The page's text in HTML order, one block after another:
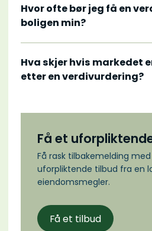
Hvor ofte bør jeg få en
boligen min?
Hva skjer hvis markedet
etter en verdivurdering?
Få et
Få rask tilbakemelding
uforpliktende tilbud fra en
eiendomsmegler.
Få et tilbud